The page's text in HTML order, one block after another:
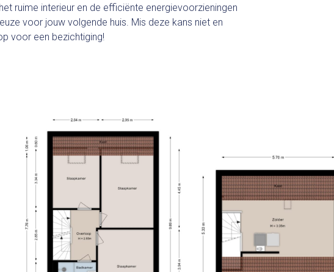
ruime interieur en de efficiënte energievoorzieningen
voor jouw volgende huis. Mis deze kans niet en
voor een bezichtiging!